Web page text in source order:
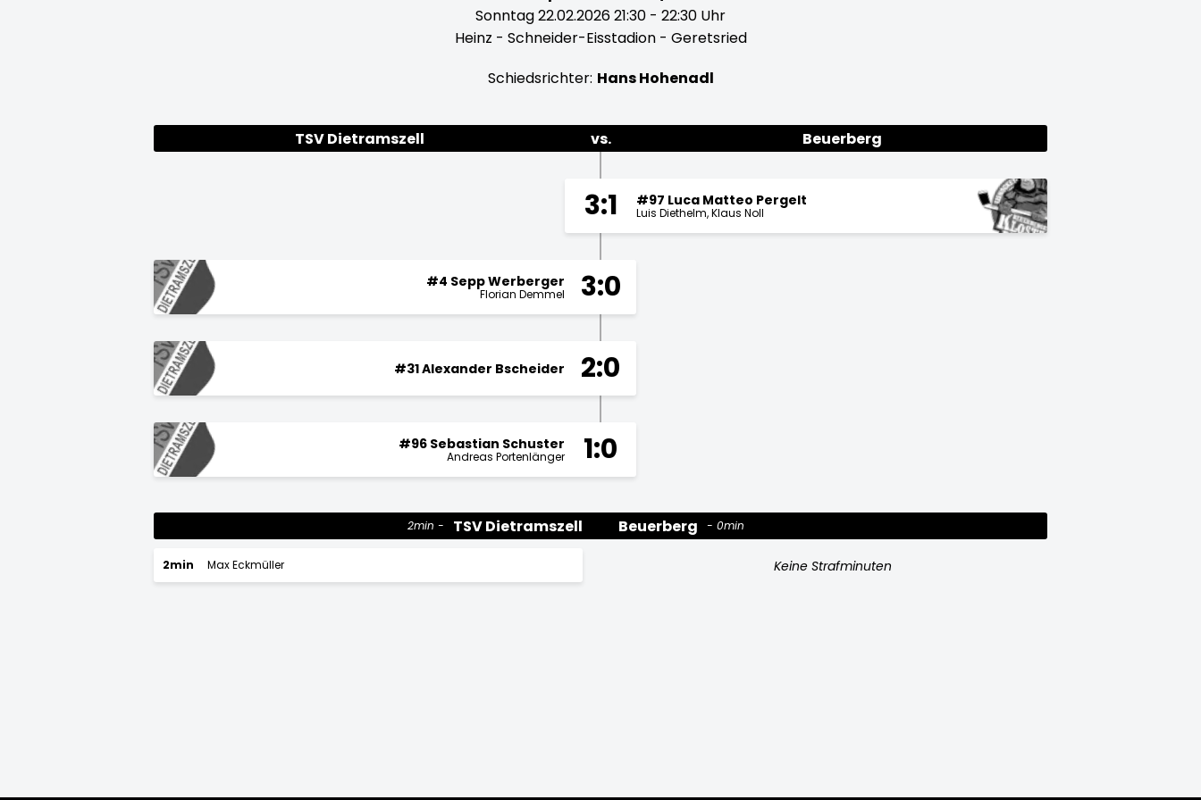
Sonntag 22.02.2026 21:30 - 22:30 Uhr
Heinz - Schneider-Eisstadion - Geretsried
Schiedsrichter: Hans Hohenadl
TSV Dietramszell vs. Beuerberg
3:1 #97 Luca Matteo Pergelt
Luis Diethelm Klaus Noll
3:0
#4 Sepp Werberger
Florian Demmel
2:0
#31 Alexander Bscheider
1:0
#96 Sebastian Schuster
Andreas Portenlänger
TSV Dietramszell
2min
2min Max Eckmüller
Beuerberg 0min
Keine Strafminuten